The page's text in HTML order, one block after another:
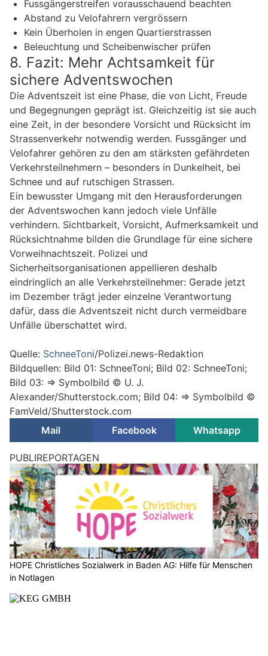
Fussgängerstreifen vorausschauend beachten
Abstand zu Velofahrern vergrössern
Kein Überholen in engen Quartierstrassen
Beleuchtung und Scheibenwischer prüfen
8. Fazit: Mehr Achtsamkeit für
sichere Adventswochen
Die Adventszeit ist eine Phase, die von Licht, Freude
und Begegnungen geprägt ist. Gleichzeitig ist sie auch
eine Zeit, in der besondere Vorsicht und Rücksicht im
Strassenverkehr notwendig werden. Fussgänger und
Velofahrer gehören zu den am stärksten gefährdeten
Verkehrsteilnehmern – besonders in Dunkelheit, bei
Schnee und auf rutschigen Strassen.
Ein bewusster Umgang mit den Herausforderungen
der Adventswochen kann jedoch viele Unfälle
verhindern. Sichtbarkeit, Vorsicht, Aufmerksamkeit und
Rücksichtnahme bilden die Grundlage für eine sichere
Vorweihnachtszeit. Polizei und
Sicherheitsorganisationen appellieren deshalb
eindringlich an alle Verkehrsteilnehmer: Gerade jetzt
im Dezember trägt jeder einzelne Verantwortung
dafür, dass die Adventszeit nicht durch vermeidbare
Unfälle überschattet wird.
Quelle: SchneeToni/Polizei.news-Redaktion
Bildquellen: Bild 01: SchneeToni; Bild 02: SchneeToni;
Bild 03: => Symbolbild © U. J.
Alexander/Shutterstock.com; Bild 04: => Symbolbild ©
FamVeld/Shutterstock.com
Mail
Facebook Whatsapp
PUBLIREPORTAGEN
HOPE Christliches Sozialwerk in Baden AG: Hilfe für Menschen
in Notlagen